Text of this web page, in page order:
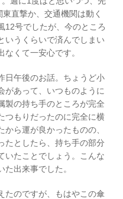
直撃か、交通機関は動く
12号でしたが、今のところ
いうくらいで済んでしまい
くて一安心です。
午後のお話。ちょうど小
があって、いつものように
製の持ち手のところが完全
つもりだったのに完全に横
ら運が良かったものの、
たとしたら、持ち手の部分
いたことでしょう。こんな
出来事でした。
のですが、もはやこの傘